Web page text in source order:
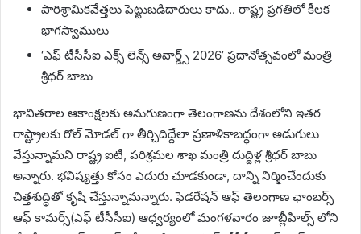
పారిశ్రామికవేత్తలు పెట్టుబడిదారులు కాదు.. రాష్ట్ర ప్రగతిలో కీలక
భాగస్వాములు
‘ఎఫ్ టీసీసీఐ ఎక్స్ లెన్స్ అవార్డ్స్ 2026’ ప్రదానోత్సవంలో మంత్రి
శ్రీధర్ బాబు
భావితరాల ఆకాంక్షలకు అనుగుణంగా తెలంగాణను దేశంలోని ఇతర
రాష్ట్రాలకు రోల్ మోడల్ గా తీర్చిదిద్దేలా ప్రణాళికాబద్ధంగా అడుగులు
వేస్తున్నామని రాష్ట్ర ఐటీ, పరిశ్రమల శాఖ మంత్రి దుద్దిళ్ల శ్రీధర్ బాబు
అన్నారు. భవిష్యత్తు కోసం ఎదురు చూడకుండా, దాన్ని నిర్మించేందుకు
చిత్తశుద్ధితో కృషి చేస్తున్నామన్నారు. ఫెడరేషన్ ఆఫ్ తెలంగాణ ఛాంబర్స్
ఆఫ్ కామర్స్(ఎఫ్ టీసీసీఐ) ఆధ్వర్యంలో మంగళవారం జూబ్లీహిల్స్ లోని